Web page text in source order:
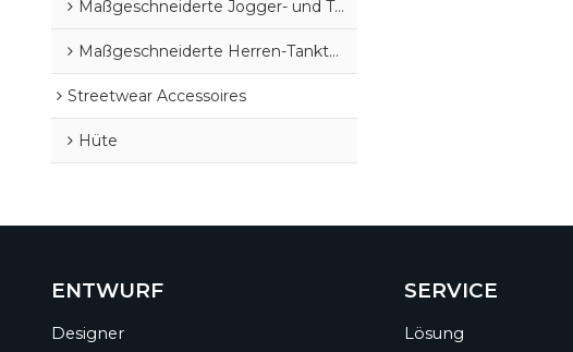
Maßgeschneiderte Jogger- und Trainingshosen für Herren
Maßgeschneiderte Herren-Tanktops
Streetwear Accessoires
Hüte
ENTWURF
Designer
SERVICE
Lösung